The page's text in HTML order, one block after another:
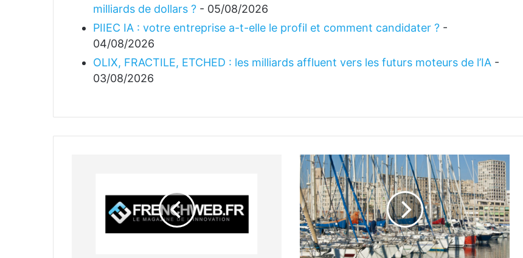
milliards de dollars ? - 05/08/2026
PIIEC IA : votre entreprise a-t-elle le profil et comment candidater ? -
04/08/2026
OLIX, FRACTILE, ETCHED : les milliards affluent vers les futurs moteurs de l’IA -
03/08/2026